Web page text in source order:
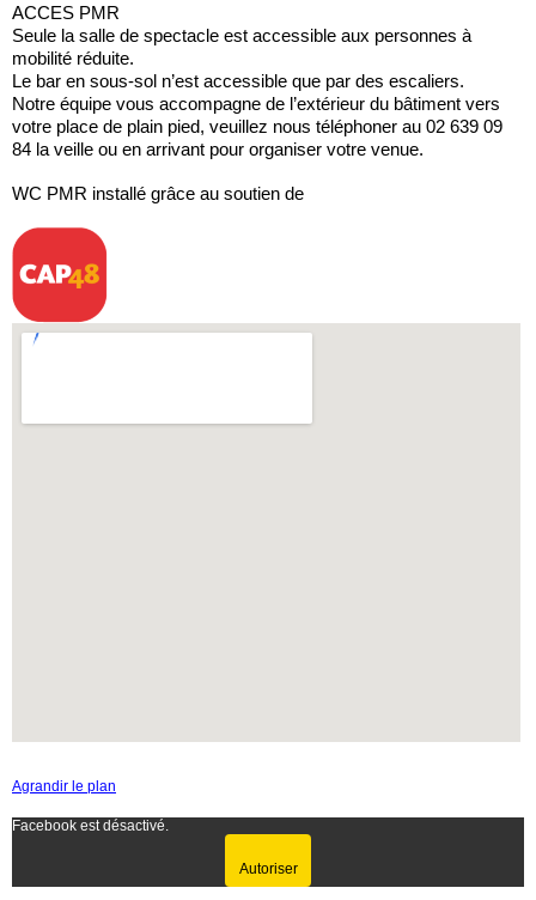
ACCES PMR
Seule la salle de spectacle est accessible aux personnes à
mobilité réduite.
Le bar en sous-sol n’est accessible que par des escaliers.
Notre équipe vous accompagne de l’extérieur du bâtiment vers
votre place de plain pied, veuillez nous téléphoner au 02 639 09
84 la veille ou en arrivant pour organiser votre venue.
WC PMR installé grâce au soutien de
Agrandir le plan
Facebook est désactivé.
Autoriser